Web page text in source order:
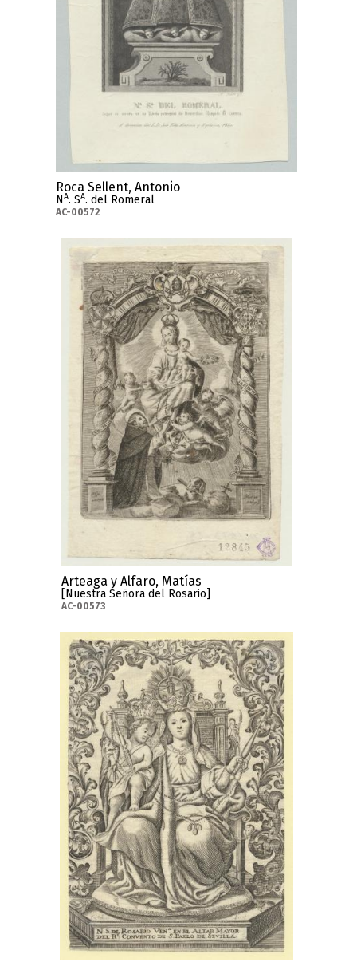
Roca Sellent, Antonio
NA. SA. del Romeral
AC-00572
Arteaga y Alfaro, Matías
[Nuestra Señora del Rosario]
AC-00573